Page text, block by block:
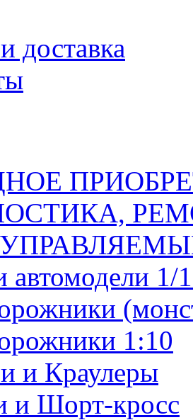
доставка
1/
1:10
и Краулеры
и Шорт-кросс